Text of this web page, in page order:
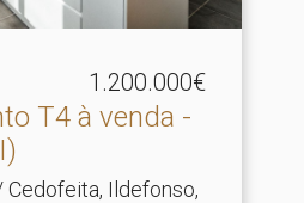
1.200.000€
T4 à venda -
Ildefonso,